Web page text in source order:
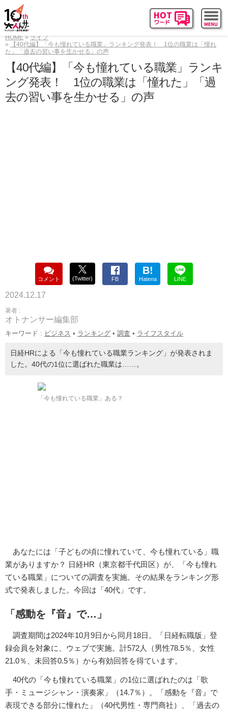
HOME
ライフ
【40代編】「今も憧れている職業」ランキング発表！ 1位の職業は「憧れ
た」「過去の習い事を生かせる」の声
【40代編】「今も憧れている職業」ランキ
ング発表！ 1位の職業は「憧れた」「過
去の習い事を生かせる」の声
コメント (Twitter) FB
B!
Hatena LINE
2024.12.17
著者 :
オトナンサー編集部
キーワード : ビジネス • ランキング • 調査 • ライフスタイル
日経HRによる「今も憧れている職業ランキング」が発表されま
した。40代の1位に選ばれた職業は……。
「今も憧れている職業」ある？
あなたには「子どもの頃に憧れていて、今も憧れている」職
業がありますか？ 日経HR（東京都千代田区）が、「今も憧れ
ている職業」についての調査を実施。その結果をランキング形
式で発表しました。今回は「40代」です。
「感動を『音』で…」
調査期間は2024年10月9日から同月18日。「日経転職版」登
録会員を対象に、ウェブで実施。計572人（男性78.5％、女性
21.0％、未回答0.5％）から有効回答を得ています。
40代の「今も憧れている職業」の1位に選ばれたのは「歌
手・ミュージシャン・演奏家」（14.7％）。「感動を『音』で
表現できる部分に憧れた」（40代男性・専門商社）、「過去の